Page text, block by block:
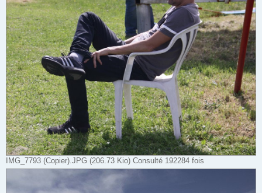
IMG_7793 (Copier).JPG (206.73 Kio) Consulté 192284 fois